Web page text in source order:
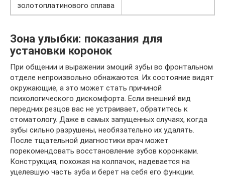
золотоплатинового сплава
Зона улыбки: показания для
установки коронок
При общении и выражении эмоций зубы во фронтальном
отделе непроизвольно обнажаются. Их состояние видят
окружающие, а это может стать причиной
психологического дискомфорта. Если внешний вид
передних резцов вас не устраивает, обратитесь к
стоматологу. Даже в самых запущенных случаях, когда
зубы сильно разрушены, необязательно их удалять.
После тщательной диагностики врач может
порекомендовать восстановление зубов коронками.
Конструкция, похожая на колпачок, надевается на
уцелевшую часть зуба и берет на себя его функции.